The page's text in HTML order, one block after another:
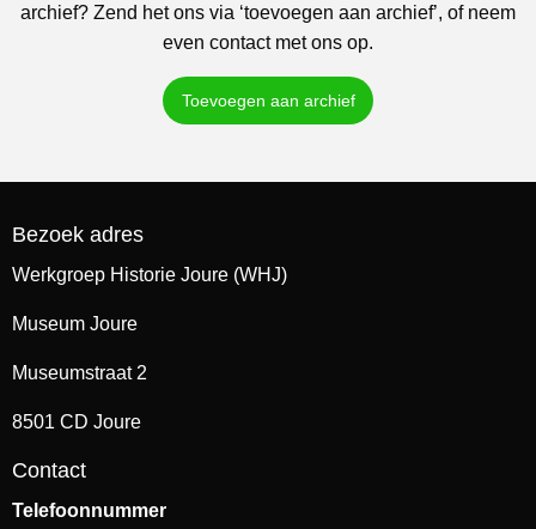
archief? Zend het ons via ‘toevoegen aan archief’, of neem
even contact met ons op.
Toevoegen aan archief
Bezoek adres
Werkgroep Historie Joure (WHJ)
Museum Joure
Museumstraat 2
8501 CD Joure
Contact
Telefoonnummer